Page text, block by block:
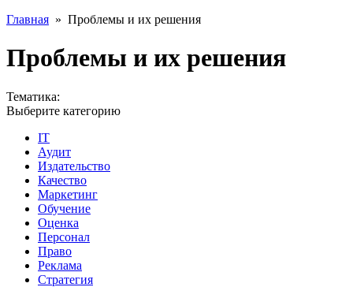
Главная » Проблемы и их решения
Проблемы и их решения
Тематика:
Выберите категорию
IT
Аудит
Издательство
Качество
Маркетинг
Обучение
Оценка
Персонал
Право
Реклама
Стратегия